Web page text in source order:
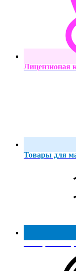
Лицензионая
Товары для
Реестр